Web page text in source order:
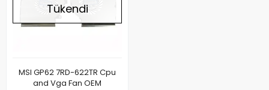
Tükendi
MSI GP62 7RD-622TR Cpu
and Vga Fan OEM